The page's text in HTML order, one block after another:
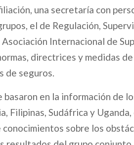
una secretaría con
el de Regulación,
Internacional de
directrices y medidas
de seguros.
en la información de
Filipinas, Sudáfrica y
sobre los